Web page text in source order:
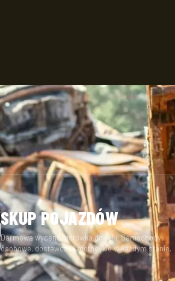
SKUP POJAZDÓW
Darmowa wycena, gotówka do ręki. Samochody
osobowe, dostawcze i motocykle w każdym stanie.